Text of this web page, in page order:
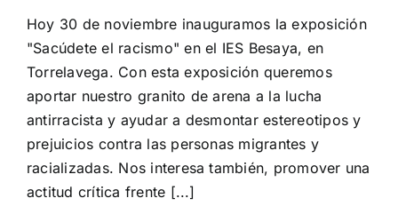
Hoy 30 de noviembre inauguramos la exposición
"Sacúdete el racismo" en el IES Besaya, en
Torrelavega. Con esta exposición queremos
aportar nuestro granito de arena a la lucha
antirracista y ayudar a desmontar estereotipos y
prejuicios contra las personas migrantes y
racializadas. Nos interesa también, promover una
actitud crítica frente [...]